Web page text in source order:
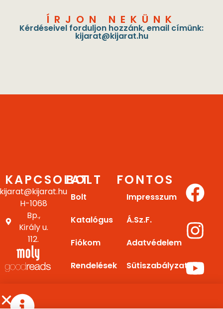
ÍRJON NEKÜNK
Kérdéseivel forduljon hozzánk, email címünk:
kijarat@kijarat.hu
KAPCSOLAT
kijarat@kijarat.hu
H-1068
Bp.,
Király u.
112.
BOLT
Bolt
Katalógus
Fiókom
Rendelések
FONTOS
Impresszum
Á.Sz.F.
Adatvédelem
Sütiszabályzat